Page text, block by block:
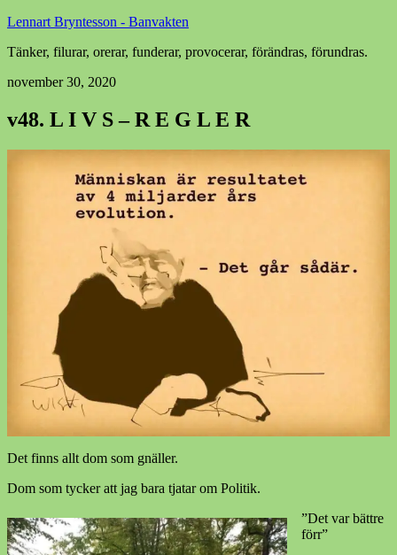
Lennart Bryntesson - Banvakten
Tänker, filurar, orerar, funderar, provocerar, förändras, förundras.
november 30, 2020
v48. L I V S – R E G L E R
Det finns allt dom som gnäller.
Dom som tycker att jag bara tjatar om Politik.
”Det var bättre
förr”